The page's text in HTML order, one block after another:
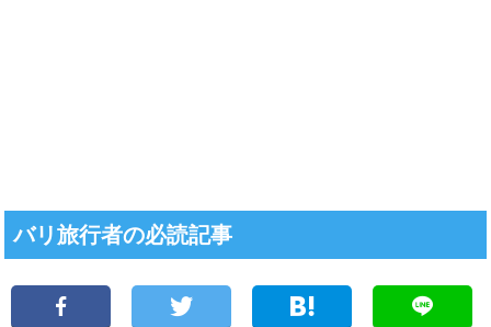
バリ旅行者の必読記事